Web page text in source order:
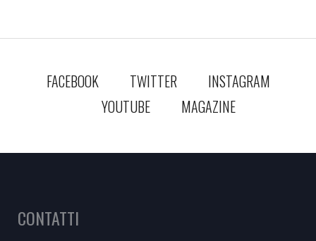
FACEBOOK TWITTER
INSTAGRAM
YOUTUBE
MAGAZINE
CONTATTI